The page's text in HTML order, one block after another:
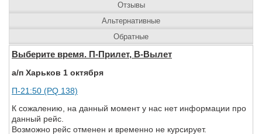
Выберите время. П-Прилет, В-Вылет
а/п Харьков 1 октября
П-21:50 (PQ 138)
К сожалению, на данный момент у нас нет информации про
данный рейс.
Возможно рейс отменен и временно не курсирует.
Отзывы
Альтернативные
Обратные